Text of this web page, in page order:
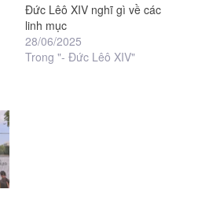
Đức Lêô XIV nghĩ gì về các
linh mục
28/06/2025
Trong "- Đức Lêô XIV"